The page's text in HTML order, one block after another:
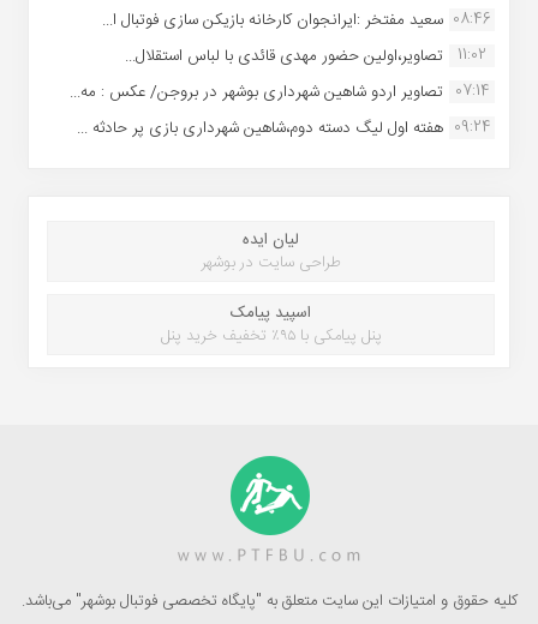
08:46 سعید مفتخر :ایرانجوان کارخانه بازیکن سازی فوتبال ا...
11:02
تصاویر،اولین حضور مهدی قائدی با لباس استقلال...
07:14 تصاویر اردو شاهین شهرداری بوشهر در بروجن/ عکس : مه...
09:24 هفته اول لیگ دسته دوم،شاهین شهرداری بازی پر حادثه ...
لیان ایده
طراحی سایت در بوشهر
اسپید پیامک
پنل پیامکی با ۹۵٪ تخفیف خرید پنل
کلیه حقوق و امتیازات این سایت متعلق به "پایگاه تخصصی فوتبال بوشهر" می‌باشد.